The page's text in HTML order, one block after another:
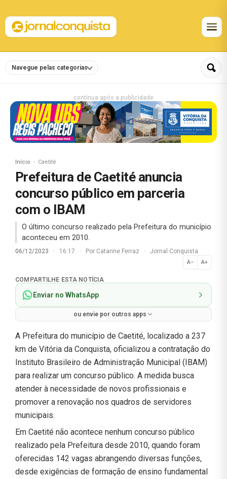
Navegue pelas categorias
continua após a publicidade
Início Caetité
Prefeitura de Caetité anuncia
concurso público em parceria
com o IBAM
O último concurso realizado pela Prefeitura do município
aconteceu em 2010.
06/12/2023 · 16:17 · Por Catarine Ferraz · Jornal Conquista
A− A+
Normal
COMPARTILHE ESTA NOTÍCIA
Enviar no WhatsApp
ou envie por outros apps
A Prefeitura do município de Caetité, localizado a 237
km de Vitória da Conquista, oficializou a contratação do
Instituto Brasileiro de Administração Municipal (IBAM)
para realizar um concurso público. A medida busca
atender à necessidade de novos profissionais e
promover a renovação nos quadros de servidores
municipais.
Em Caetité não acontece nenhum concurso público
realizado pela Prefeitura desde 2010, quando foram
oferecidas 142 vagas abrangendo diversas funções,
desde exigências de formação de ensino fundamental